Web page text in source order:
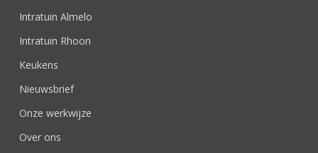
Intratuin Almelo
Intratuin Rhoon
Keukens
Nieuwsbrief
Onze werkwijze
Over ons